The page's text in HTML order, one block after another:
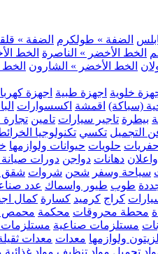
الضفة » طولكرم الضفة »
الخط الأخضر » الناصرة الخط
الخط الأخضر » الشارون
خلوية اجهزة طبية اجهزة
(سباكة) اقمشة اكسسوارات
بيطرة تاجير سيارات تامين
التجميل تكسي تكنولوجيا
حفريات حلويات حيوانات ولوازمها
دهانات دواجن دورات صيانة
سياحة وسفر شحن شروات شقق
طوب طيور واسماك عدد
كراج كرميد كسارة كمال
محطة محروقات محكمة محمص
مستلزمات صناعية مستلزمات
ولوازمها معدات معدات
تجميل مواد تنظيف مواد غذائية